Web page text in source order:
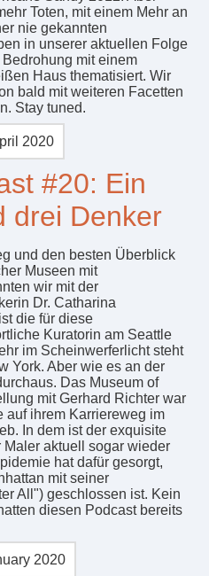
Toten, mit einem Mehr an
nie gekannten
in unserer aktuellen Folge
mit einem
Haus thematisiert. Wir
bald mit weiteren Facetten
Stay tuned.
2020
#20: Ein
drei Denker
und den besten Überblick
Museen mit
wir mit der
Dr. Catharina
die für diese
Kuratorin am Seattle
im Scheinwerferlicht steht
York. Aber wie es an der
Das Museum of
mit Gerhard Richter war
auf ihrem Karriereweg im
In dem ist der exquisite
Maler aktuell sogar wieder
hat dafür gesorgt,
mit seiner
All") geschlossen ist. Kein
diesen Podcast bereits
2020